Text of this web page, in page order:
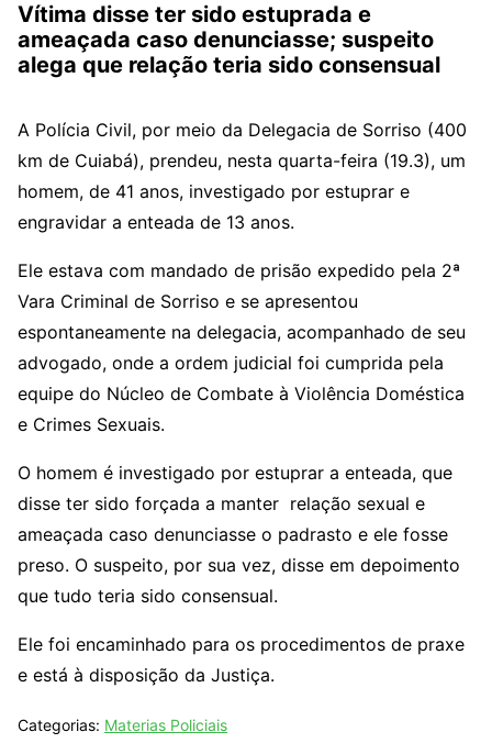
Vítima disse ter sido estuprada e
ameaçada caso denunciasse; suspeito
alega que relação teria sido consensual
A Polícia Civil, por meio da Delegacia de Sorriso (400
km de Cuiabá), prendeu, nesta quarta-feira (19.3), um
homem, de 41 anos, investigado por estuprar e
engravidar a enteada de 13 anos.
Ele estava com mandado de prisão expedido pela 2ª
Vara Criminal de Sorriso e se apresentou
espontaneamente na delegacia, acompanhado de seu
advogado, onde a ordem judicial foi cumprida pela
equipe do Núcleo de Combate à Violência Doméstica
e Crimes Sexuais.
O homem é investigado por estuprar a enteada, que
disse ter sido forçada a manter relação sexual e
ameaçada caso denunciasse o padrasto e ele fosse
preso. O suspeito, por sua vez, disse em depoimento
que tudo teria sido consensual.
Ele foi encaminhado para os procedimentos de praxe
e está à disposição da Justiça.
Categorias: Materias Policiais